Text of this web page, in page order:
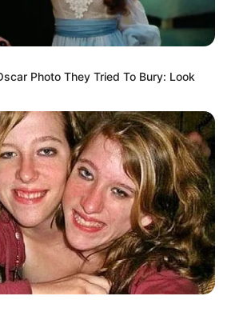
Photo They Tried To Bury: Look